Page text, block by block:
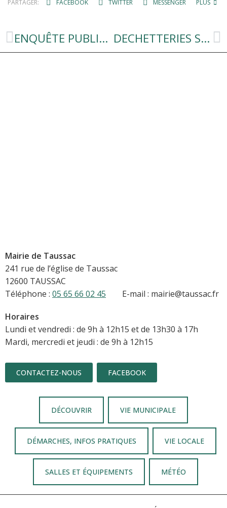
PARTAGER: FACEBOOK TWITTER MESSENGER PLUS
ENQUÊTE PUBLIQUE PROJET DE RENOUVELLEMENT ET D’EXTENSION DE LA CARRIÈRE A CIEL OUVERT SUR LE TERRITOIRE DE LA COMMUNE DE TAUSSAC DECHETTERIES SMICTOM NORD AVEYRON : HORAIRES D’ETE
Mairie de Taussac
241 rue de l’église de Taussac
12600 TAUSSAC
Téléphone : 05 65 66 02 45 E-mail : mairie@taussac.fr
Horaires
Lundi et vendredi : de 9h à 12h15 et de 13h30 à 17h
Mardi, mercredi et jeudi : de 9h à 12h15
CONTACTEZ-NOUS FACEBOOK
DÉCOUVRIR VIE MUNICIPALE
DÉMARCHES, INFOS PRATIQUES VIE LOCALE
SALLES ET ÉQUIPEMENTS MÉTÉO